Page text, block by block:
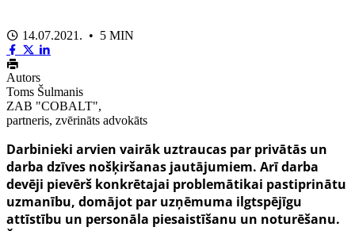
14.07.2021. • 5 MIN
Autors
Toms Šulmanis
ZAB "COBALT",
partneris, zvērināts advokāts
Darbinieki arvien vairāk uztraucas par privātās un
darba dzīves nošķiršanas jautājumiem. Arī darba
devēji pievērš konkrētajai problemātikai pastiprinātu
uzmanību, domājot par uzņēmuma ilgtspējīgu
attīstību un personāla piesaistīšanu un noturēšanu.